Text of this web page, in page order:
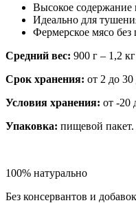
Высокое содержание
Идеально для
Фермерское мясо
Средний вес: 900 г – 1,2
Срок хранения: от 2 до 30
Условия хранения: от -20
Упаковка: пищевой пакет.
100% натурально
Без консервантов и добавок